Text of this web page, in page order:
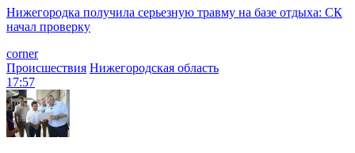
Нижегородка получила серьезную травму на базе отдыха: СК
начал проверку
corner
Происшествия Нижегородская область
17:57